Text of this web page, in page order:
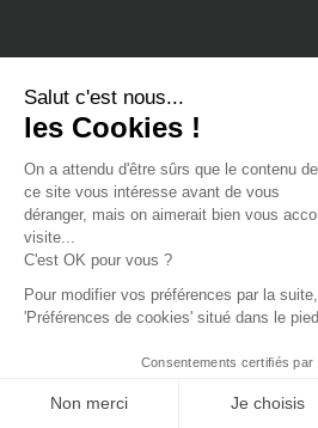
Salut c'est nous...
les Cookies !
On a attendu d'être sûrs que le contenu de
ce site vous intéresse avant de vous
déranger, mais on aimerait bien vous
visite...
C'est OK pour vous ?
Pour modifier vos préférences par la
'Préférences de cookies' situé dans le
Consentements certifiés par
Non merci Je choisis